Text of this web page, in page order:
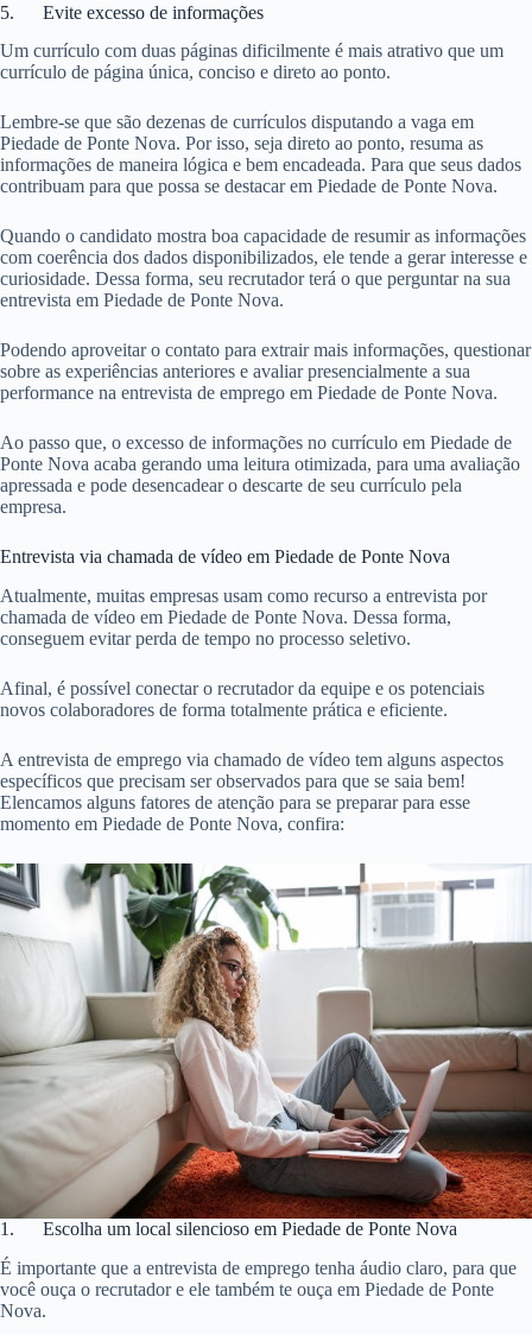
5. Evite excesso de informações
Um currículo com duas páginas dificilmente é mais atrativo que um
currículo de página única, conciso e direto ao ponto.
Lembre-se que são dezenas de currículos disputando a vaga em
Piedade de Ponte Nova. Por isso, seja direto ao ponto, resuma as
informações de maneira lógica e bem encadeada. Para que seus dados
contribuam para que possa se destacar em Piedade de Ponte Nova.
Quando o candidato mostra boa capacidade de resumir as informações
com coerência dos dados disponibilizados, ele tende a gerar interesse e
curiosidade. Dessa forma, seu recrutador terá o que perguntar na sua
entrevista em Piedade de Ponte Nova.
Podendo aproveitar o contato para extrair mais informações, questionar
sobre as experiências anteriores e avaliar presencialmente a sua
performance na entrevista de emprego em Piedade de Ponte Nova.
Ao passo que, o excesso de informações no currículo em Piedade de
Ponte Nova acaba gerando uma leitura otimizada, para uma avaliação
apressada e pode desencadear o descarte de seu currículo pela
empresa.
Entrevista via chamada de vídeo em Piedade de Ponte Nova
Atualmente, muitas empresas usam como recurso a entrevista por
chamada de vídeo em Piedade de Ponte Nova. Dessa forma,
conseguem evitar perda de tempo no processo seletivo.
Afinal, é possível conectar o recrutador da equipe e os potenciais
novos colaboradores de forma totalmente prática e eficiente.
A entrevista de emprego via chamado de vídeo tem alguns aspectos
específicos que precisam ser observados para que se saia bem!
Elencamos alguns fatores de atenção para se preparar para esse
momento em Piedade de Ponte Nova, confira:
1. Escolha um local silencioso em Piedade de Ponte Nova
É importante que a entrevista de emprego tenha áudio claro, para que
você ouça o recrutador e ele também te ouça em Piedade de Ponte
Nova.